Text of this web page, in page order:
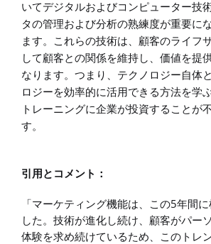
いてデジタルおよびコンピューター技
タの管理および分析の熟練度が重要に
ます。これらの技術は、顧客のライフ
して顧客との関係を維持し、価値を提
なります。つまり、テクノロジー自体
ロジーを効率的に活用できる方法を学
トレーニングに企業が投資することが
す。
引用とコメント：
「マーケティング機能は、この5年間に
した。技術が進化し続け、顧客がパー
体験を求め続けているため、このトレ